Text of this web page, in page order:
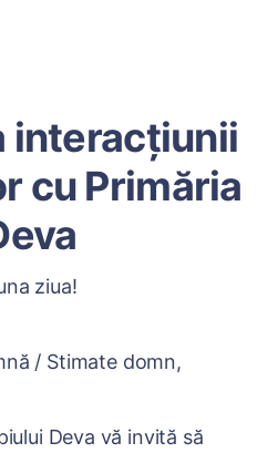
interacțiunii
cu Primăria
ziua!
/ Stimate domn,
Deva vă invită să